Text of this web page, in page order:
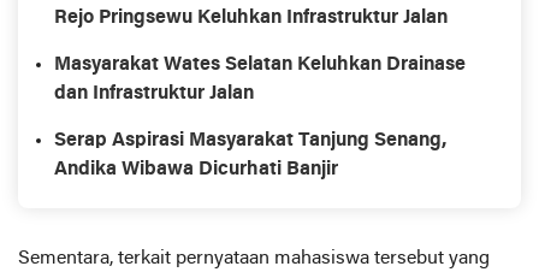
Rejo Pringsewu Keluhkan Infrastruktur Jalan
Masyarakat Wates Selatan Keluhkan Drainase
dan Infrastruktur Jalan
Serap Aspirasi Masyarakat Tanjung Senang,
Andika Wibawa Dicurhati Banjir
Sementara, terkait pernyataan mahasiswa tersebut yang